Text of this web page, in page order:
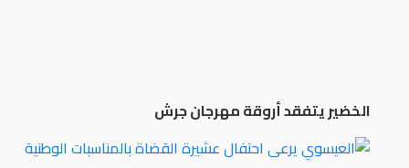
الخضير يتفقد أروقة مهرجان جرش